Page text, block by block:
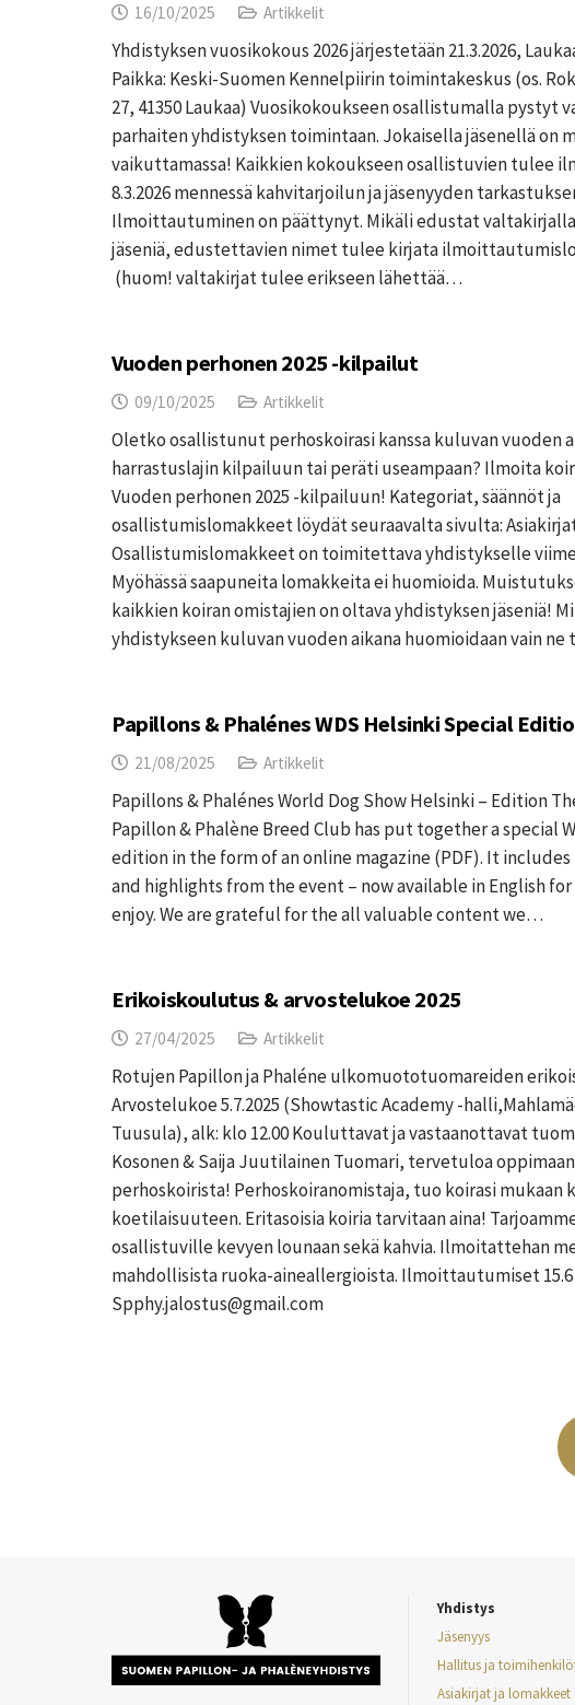
16/10/2025 Artikkelit
Yhdistyksen vuosikokous 2026 järjestetään 21.3.2026,
Paikka: Keski-Suomen Kennelpiirin toimintakeskus (os.
27, 41350 Laukaa) Vuosikokoukseen osallistumalla pystyt
parhaiten yhdistyksen toimintaan. Jokaisella jäsenellä on
vaikuttamassa! Kaikkien kokoukseen osallistuvien tulee
8.3.2026 mennessä kahvitarjoilun ja jäsenyyden
Ilmoittautuminen on päättynyt. Mikäli edustat
jäseniä, edustettavien nimet tulee kirjata
(huom! valtakirjat tulee erikseen lähettää…
Vuoden perhonen 2025 -kilpailut
09/10/2025 Artikkelit
Oletko osallistunut perhoskoirasi kanssa kuluvan vuoden
harrastuslajin kilpailuun tai peräti useampaan? Ilmoita
Vuoden perhonen 2025 -kilpailuun! Kategoriat, säännöt ja
osallistumislomakkeet löydät seuraavalta sivulta:
Osallistumislomakkeet on toimitettava yhdistykselle
Myöhässä saapuneita lomakkeita ei huomioida.
kaikkien koiran omistajien on oltava yhdistyksen jäseniä!
yhdistykseen kuluvan vuoden aikana huomioidaan vain
Papillons & Phalénes WDS Helsinki Special
21/08/2025 Artikkelit
Papillons & Phalénes World Dog Show Helsinki – Edition
Papillon & Phalène Breed Club has put together a special
edition in the form of an online magazine (PDF). It
and highlights from the event – now available in English
enjoy. We are grateful for the all valuable content we…
Erikoiskoulutus & arvostelukoe 2025
27/04/2025 Artikkelit
Rotujen Papillon ja Phaléne ulkomuototuomareiden
Arvostelukoe 5.7.2025 (Showtastic Academy -
Tuusula), alk: klo 12.00 Kouluttavat ja vastaanottavat
Kosonen & Saija Juutilainen Tuomari, tervetuloa
perhoskoirista! Perhoskoiranomistaja, tuo koirasi mukaan
koetilaisuuteen. Eritasoisia koiria tarvitaan aina!
osallistuville kevyen lounaan sekä kahvia. Ilmoitattehan
mahdollisista ruoka-aineallergioista. Ilmoittautumiset 15.6
Spphy.jalostus@gmail.com
Yhdistys
Jäsenyys
Hallitus ja
Asiakirjat ja lomakkeet